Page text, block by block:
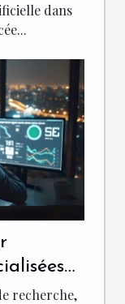
dans
recherche,